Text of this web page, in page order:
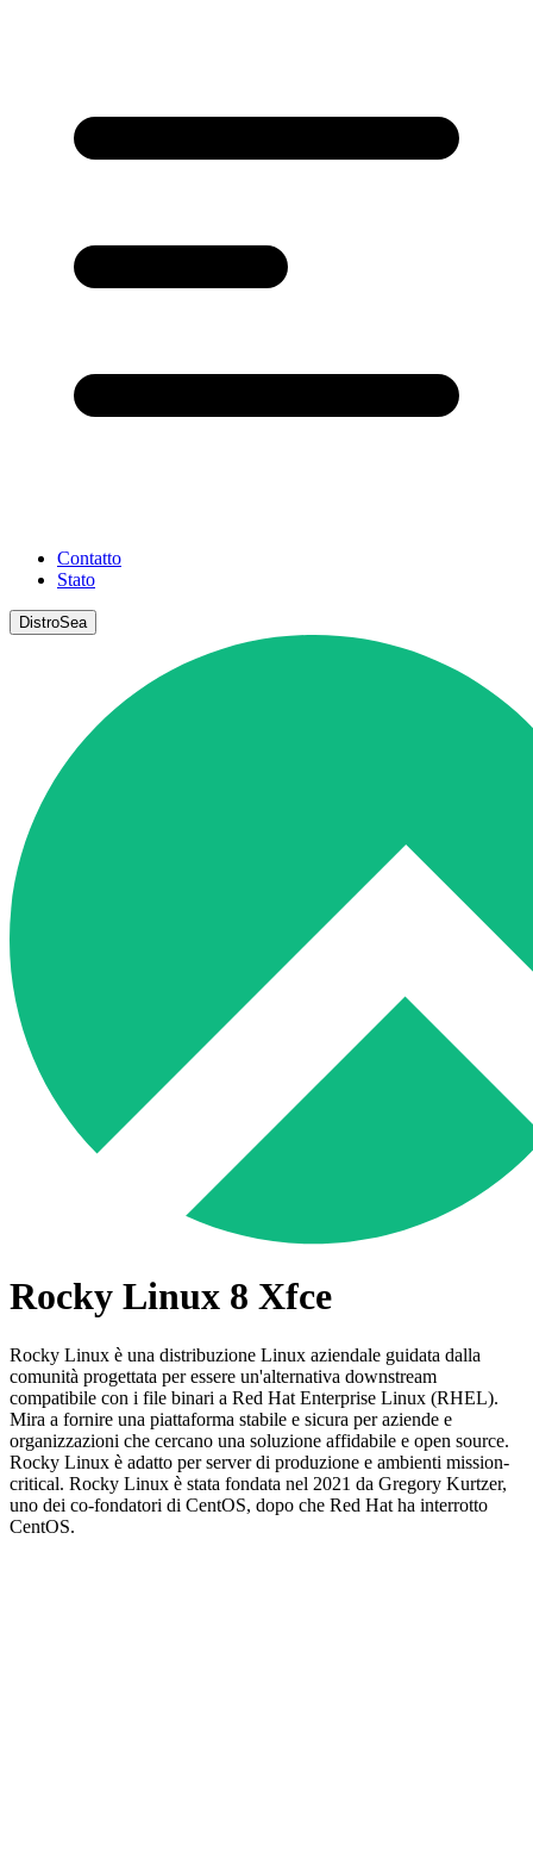
Contatto
Stato
DistroSea
Rocky Linux 8 Xfce
Rocky Linux è una distribuzione Linux aziendale guidata dalla
comunità progettata per essere un'alternativa downstream
compatibile con i file binari a Red Hat Enterprise Linux (RHEL).
Mira a fornire una piattaforma stabile e sicura per aziende e
organizzazioni che cercano una soluzione affidabile e open source.
Rocky Linux è adatto per server di produzione e ambienti mission-
critical. Rocky Linux è stata fondata nel 2021 da Gregory Kurtzer,
uno dei co-fondatori di CentOS, dopo che Red Hat ha interrotto
CentOS.